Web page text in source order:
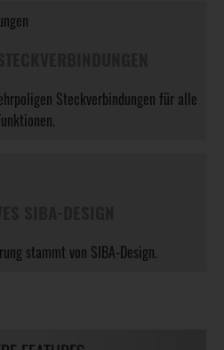
Steckverbindungen für alle
stammt von SIBA-Design.